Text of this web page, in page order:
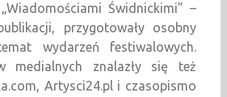
Świdnickimi” –
przygotowały osobny
wydarzeń festiwalowych.
medialnych znalazły się też
Artysci24.pl i czasopismo